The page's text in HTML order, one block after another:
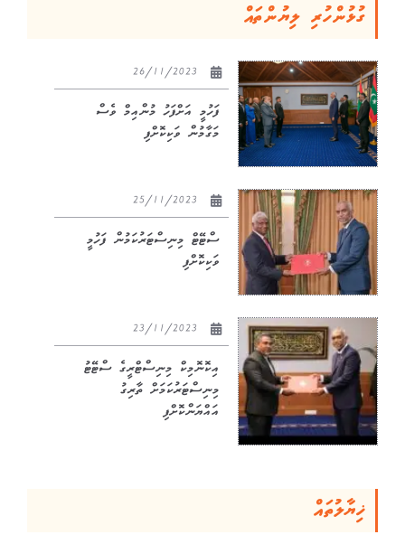
ގުޅުންހުރި ލިޔުންތައް
ފަހުމީ އަށްފަހު މުންއިމް ވެސް
މަގާމުން ވަކިކޮށްފި
ސްޓޭޓް މިނިސްޓަރުކަމުން ފަހުމީ
ވަކިކޮށްފި
އިކޮނޮމިކް މިނިސްޓްރީގެ ސްޓޭޓު
މިނިސްޓަރުކަމަށް ތާރިގު
އައްޔަންކޮށްފި
ޚިޔާލުތައް